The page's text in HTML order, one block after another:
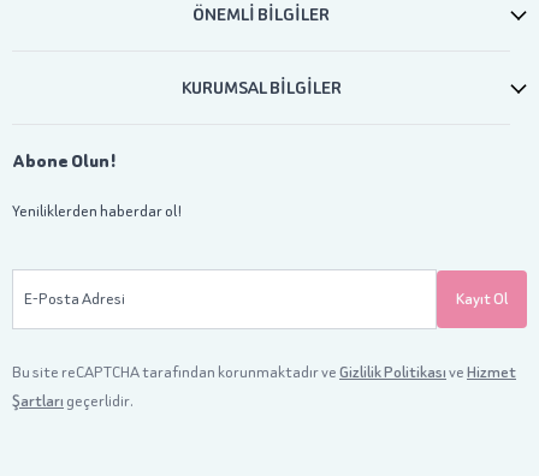
ÖNEMLİ BİLGİLER
KURUMSAL BİLGİLER
Abone Olun!
Yeniliklerden haberdar ol!
E-Posta Adresi Kayıt Ol
Bu site reCAPTCHA tarafından korunmaktadır veGizlilik PolitikasıveHizmet
Şartları geçerlidir.